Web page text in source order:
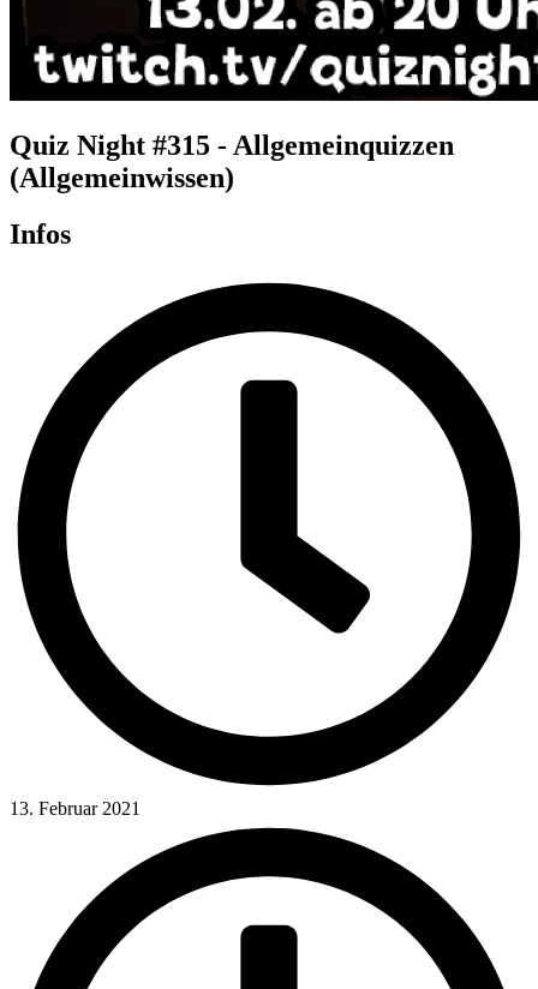
Quiz Night #315 - Allgemeinquizzen
(Allgemeinwissen)
Infos
13. Februar 2021